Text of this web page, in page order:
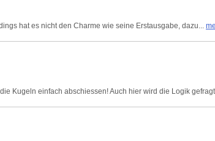
hat es nicht den Charme wie seine Erstausgabe, dazu...
Kugeln einfach abschiessen! Auch hier wird die Logik